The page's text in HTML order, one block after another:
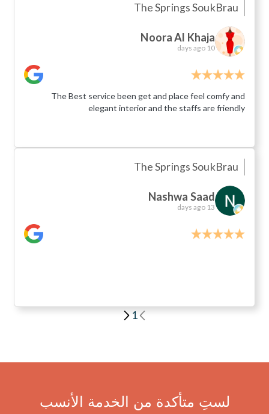
Brau
The Springs Souk
Noora Al Khaja
10 days ago
The Best service been get and place feel comfy and
elegant interior and the staffs are friendly
Brau
The Springs Souk
Nashwa Saad
13 days ago
1
لستِ متأكدة من الخدمة الأنسب